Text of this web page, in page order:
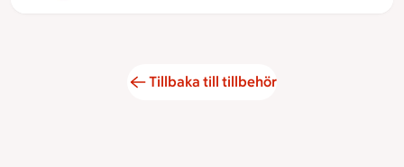
Tillbaka till tillbehör